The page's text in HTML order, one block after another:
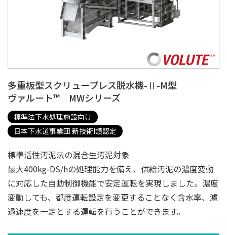
多重板型スクリュープレス脱水機-Ⅱ-M型
ヴァルート™ MWシリーズ
標準法下水処理施設向け
日本下水道事業団 新技術I類認定
標準活性汚泥法の混合生汚泥対象
最大400kg-DS/hの処理能力を備え、供給汚泥の濃度変動
に対応した自動制御機能で安定運転を実現しました。濃度
変動しても、都度運転設定を変更することなく含水率、濾
過速度を一定とする運転を行うことができます。